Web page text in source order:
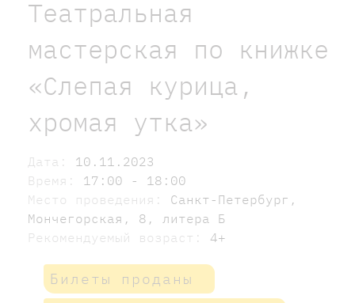
Театральная
мастерская по книжке
«Слепая курица,
хромая утка»
Дата: 10.11.2023
Время: 17:00 - 18:00
Место проведения: Санкт-Петербург,
Мончегорская, 8, литера Б
Рекомендуемый возраст: 4+
Билеты проданы